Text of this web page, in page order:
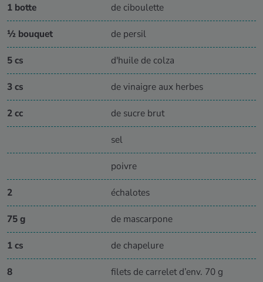
1 botte de ciboulette
½ bouquet de persil
5 cs d'huile de colza
3 cs de vinaigre aux herbes
2 cc de sucre brut
sel
poivre
2 échalotes
75 g de mascarpone
1 cs de chapelure
8 filets de carrelet d’env. 70 g